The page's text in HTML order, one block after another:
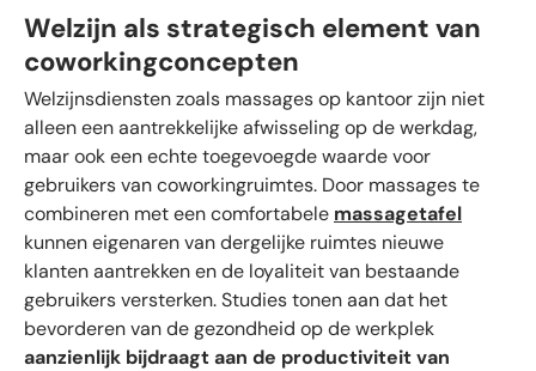
Welzijn als strategisch element van
coworkingconcepten
Welzijnsdiensten zoals massages op kantoor zijn niet
alleen een aantrekkelijke afwisseling op de werkdag,
maar ook een echte toegevoegde waarde voor
gebruikers van coworkingruimtes. Door massages te
combineren met een comfortabele massagetafel
kunnen eigenaren van dergelijke ruimtes nieuwe
klanten aantrekken en de loyaliteit van bestaande
gebruikers versterken. Studies tonen aan dat het
bevorderen van de gezondheid op de werkplek
aanzienlijk bijdraagt aan de productiviteit van